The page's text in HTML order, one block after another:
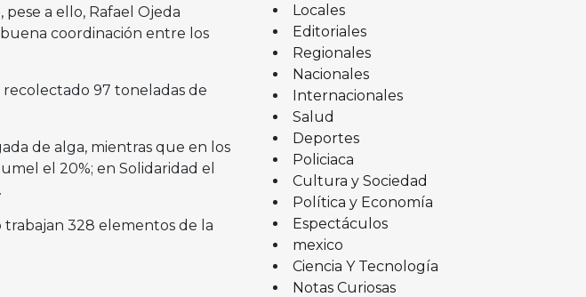
a ello, Rafael Ojeda
coordinación entre los
97 toneladas de
de alga, mientras que en los
el 20%; en Solidaridad el
328 elementos de la
Locales
Editoriales
Regionales
Nacionales
Internacionales
Salud
Deportes
Policiaca
Cultura y Sociedad
Política y Economía
Espectáculos
mexico
Ciencia Y Tecnología
Notas Curiosas